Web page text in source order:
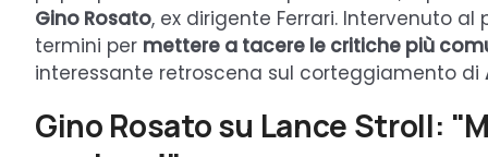
Gino Rosato, ex dirigente Ferrari. Intervenuto
termini per mettere a tacere le critiche più
interessante retroscena sul corteggiamento di
Gino Rosato su Lance Stroll: